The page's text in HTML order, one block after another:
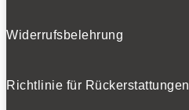
Widerrufsbelehrung
Richtlinie für Rückerstattungen